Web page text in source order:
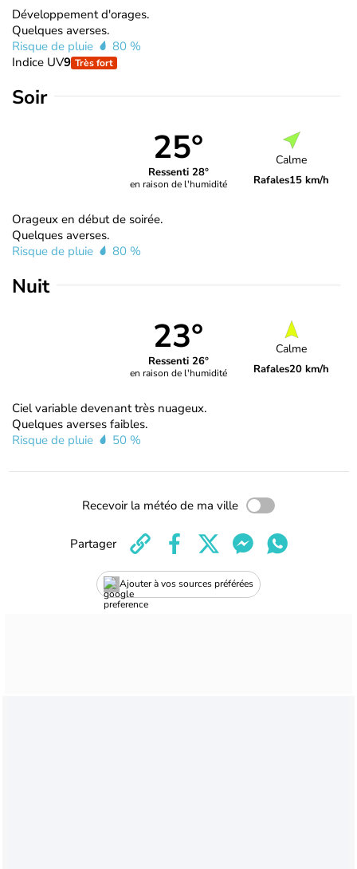
Développement d'orages.
Quelques averses.
Risque de pluie
80 %
Indice UV9 Très fort
Soir
25°
Ressenti 28°
en raison de l'humidité
Calme
Rafales15 km/h
Orageux en début de soirée.
Quelques averses.
Risque de pluie
80 %
Nuit
23°
Ressenti 26°
en raison de l'humidité
Calme
Rafales20 km/h
Ciel variable devenant très nuageux.
Quelques averses faibles.
Risque de pluie
50 %
Recevoir la météo de ma ville
Ajouter à vos sources préférées
Partager